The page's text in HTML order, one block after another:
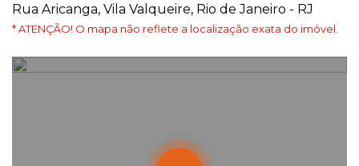
Rua Aricanga, Vila Valqueire, Rio de Janeiro - RJ
* ATENÇÃO! O mapa não reflete a localização exata do imóvel.